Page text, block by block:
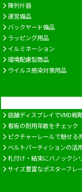
陳列什器
運営備品
バックヤード備品
ラッピング用品
イルミネーション
環境配慮型商品
ウイルス感染対策用品
店舗ディスプレイでVMD戦
看板の耐用年数をチェック
ピクチャーレールで魅せる
ベルトパーティションの活
札付け・結束にバノックシ
サイズ豊富なポスターフレ